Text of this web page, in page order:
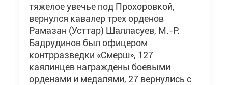
тяжелое увечье под Прохоровкой,
вернулся кавалер трех орденов
Рамазан (Усттар) Шалласуев, М.-Р.
Бадрудинов был офицером
контрразведки «Смерш», 127
каялинцев награждены боевыми
орденами и медалями, 27 вернулись с